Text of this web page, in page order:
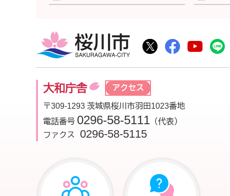
桜川市公式Twitter
桜川市公式
桜川
大和庁舎 アクセス
〒309-1293 茨城県桜川市羽田1023番地
電話番号 0296-58-5111 （代表）
ファクス
0296-58-5115